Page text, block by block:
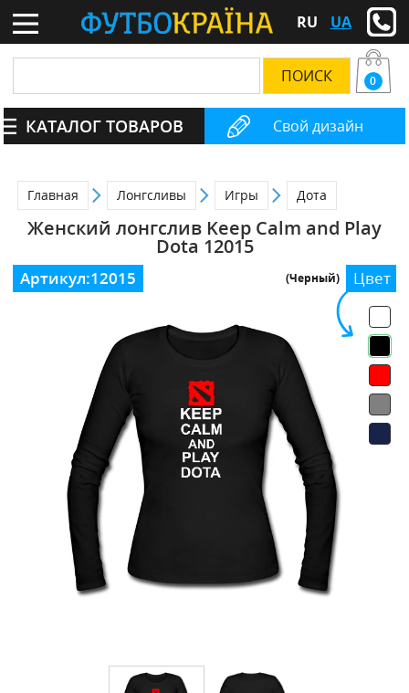
RU UA
Свой дизайн
0
КАТАЛОГ ТОВАРОВ
Главная Лонгсливы Игры Дота
Женский лонгслив Keep Calm and Play
Dota 12015
Цвет
(Черный)
Артикул:12015